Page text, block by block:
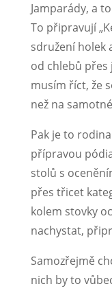
Jamparády, a
To připravují
sdružení holek
od chlebů přes
musím říct, že
než na
Pak je to
přípravou
stolů s
přes třicet
kolem stovky
nachystat,
Samozřejmě
nich by to